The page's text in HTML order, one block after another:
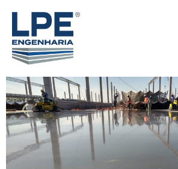
Galpão Logístico,
Rodovia Raposo